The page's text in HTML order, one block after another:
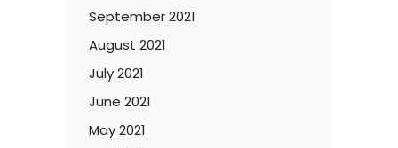
September 2021
August 2021
July 2021
June 2021
May 2021